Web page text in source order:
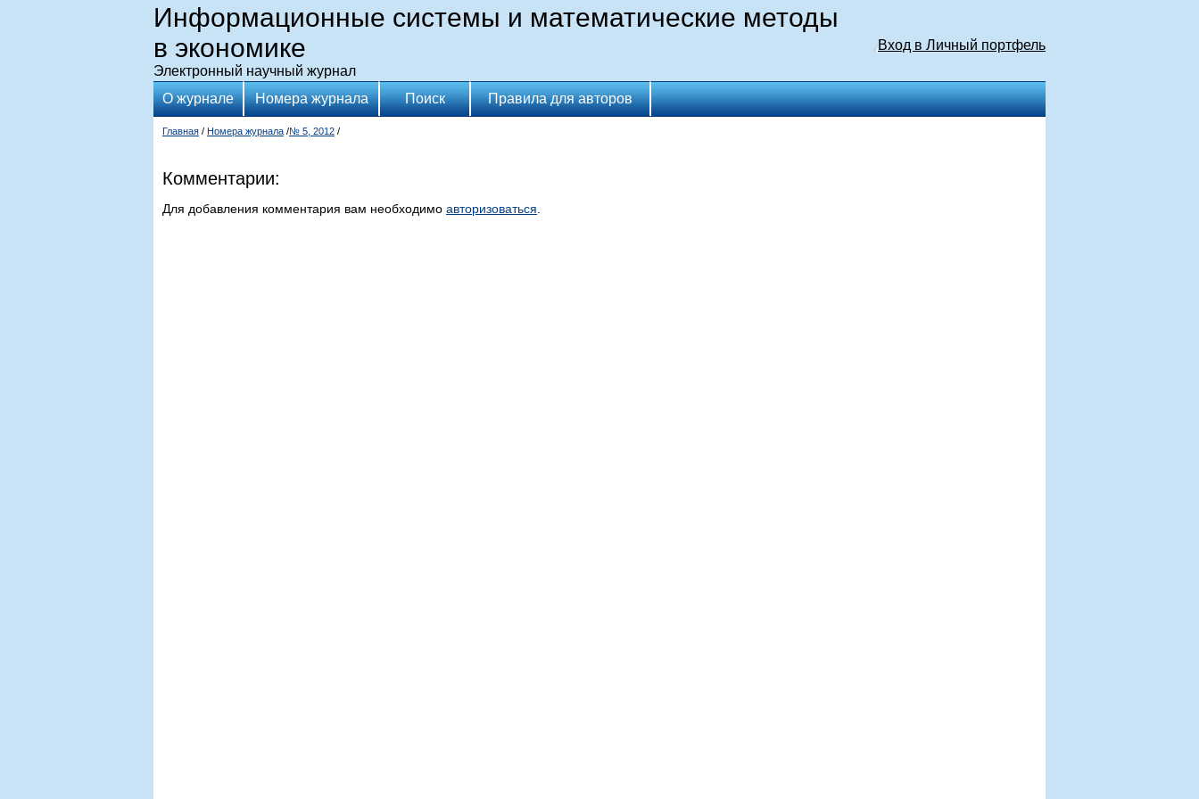
Информационные системы и математические методы
в экономике
Электронный научный журнал
Вход в Личный портфель
О журнале Номера журнала Поиск Правила для авторов
Главная / Номера журнала /№ 5, 2012 /
Комментарии:
Для добавления комментария вам необходимо авторизоваться